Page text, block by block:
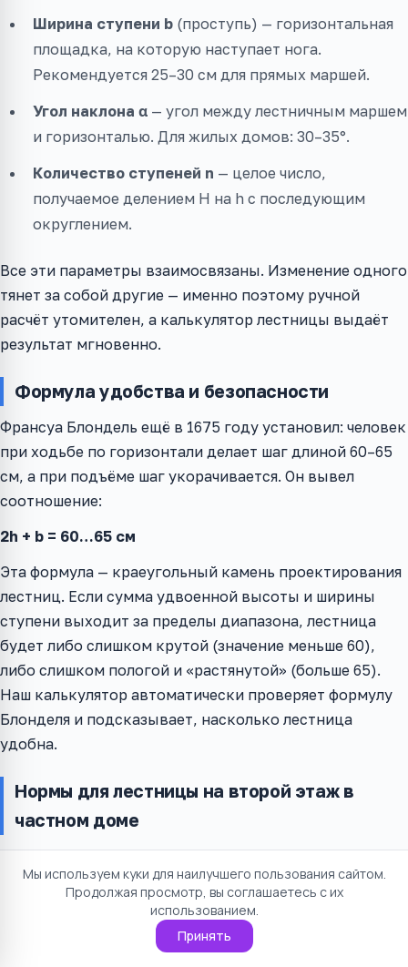
Ширина ступени b (проступь) — горизонтальная
площадка, на которую наступает нога.
Рекомендуется 25–30 см для прямых маршей.
Угол наклона α — угол между лестничным маршем
и горизонталью. Для жилых домов: 30–35°.
Количество ступеней n — целое число,
получаемое делением H на h с последующим
округлением.
Все эти параметры взаимосвязаны. Изменение одного
тянет за собой другие — именно поэтому ручной
расчёт утомителен, а калькулятор лестницы выдаёт
результат мгновенно.
Формула удобства и безопасности
Франсуа Блондель ещё в 1675 году установил: человек
при ходьбе по горизонтали делает шаг длиной 60–65
см, а при подъёме шаг укорачивается. Он вывел
соотношение:
2h + b = 60…65 см
Эта формула — краеугольный камень проектирования
лестниц. Если сумма удвоенной высоты и ширины
ступени выходит за пределы диапазона, лестница
будет либо слишком крутой (значение меньше 60),
либо слишком пологой и «растянутой» (больше 65).
Наш калькулятор автоматически проверяет формулу
Блонделя и подсказывает, насколько лестница
удобна.
Нормы для лестницы на второй этаж в
частном доме
В России частное домостроение регулируется сводом
правил СП 55.13330.2016. Вот ключевые цифры,
которые нужно знать:
Высота ступени: не более 20 см для жилых
Мы используем куки для наилучшего пользования сайтом.
Продолжая просмотр, вы соглашаетесь с их
использованием.
Принять